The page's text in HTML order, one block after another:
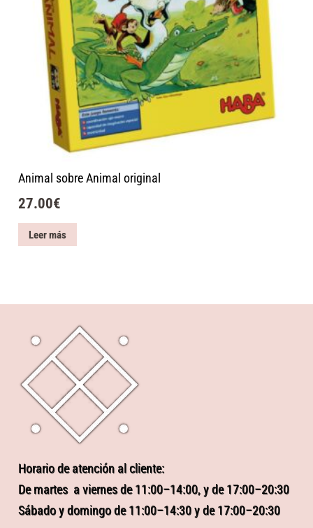
Animal sobre Animal original
27.00€
Leer más
Horario de atención al cliente:
De martes a viernes de 11:00–14:00, y de 17:00–20:30
Sábado y domingo de 11:00–14:30 y de 17:00–20:30